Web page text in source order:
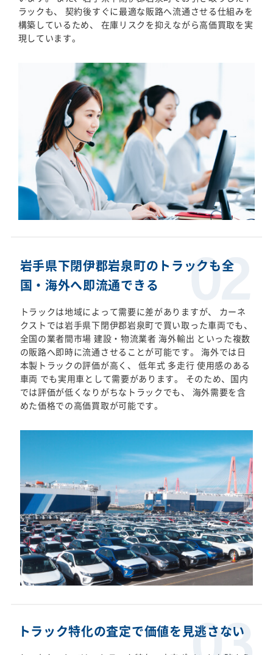
ラックも、 契約後すぐに最適な販路へ流通させる仕組みを
構築しているため、 在庫リスクを抑えながら高価買取を実
現しています。
岩手県下閉伊郡岩泉町のトラックも全
国・海外へ即流通できる
トラックは地域によって需要に差がありますが、 カーネ
クストでは岩手県下閉伊郡岩泉町で買い取った車両でも、
全国の業者間市場 建設・物流業者 海外輸出 といった複数
の販路へ即時に流通させることが可能です。 海外では日
本製トラックの評価が高く、 低年式 多走行 使用感のある
車両 でも実用車として需要があります。 そのため、国内
では評価が低くなりがちなトラックでも、 海外需要を含
めた価格での高価買取が可能です。
トラック特化の査定で価値を見逃さない